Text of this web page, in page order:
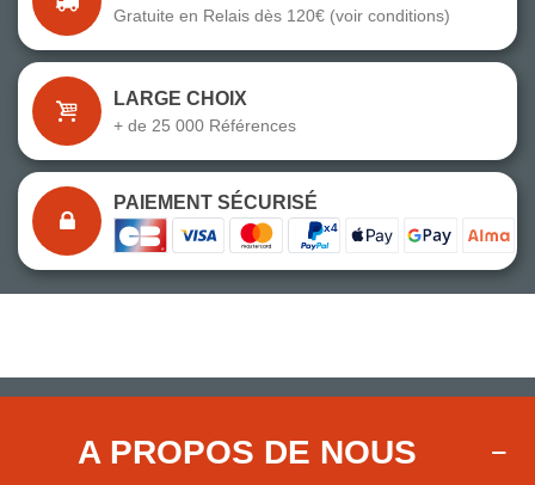
Gratuite en Relais dès 120€ (voir conditions)
LARGE CHOIX
+ de 25 000 Références
PAIEMENT SÉCURISÉ
A PROPOS DE NOUS